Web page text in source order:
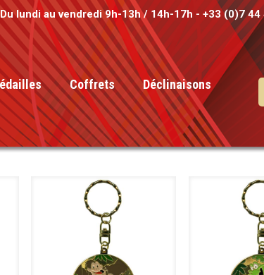
lundi au vendredi 9h-13h / 14h-17h - +33 (0)7 44
Coffrets Déclinaisons